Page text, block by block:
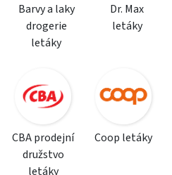
Barvy a laky
drogerie
letáky
Dr. Max
letáky
CBA prodejní
družstvo
letáky
Coop letáky